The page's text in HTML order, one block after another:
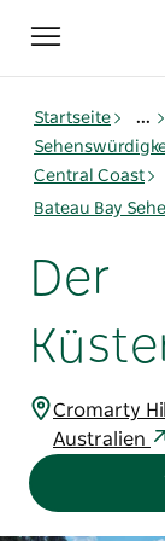
Toggle
navigation
Startseite
...
Central Coast
Bateau Bay
Der
Cromarty
Australien